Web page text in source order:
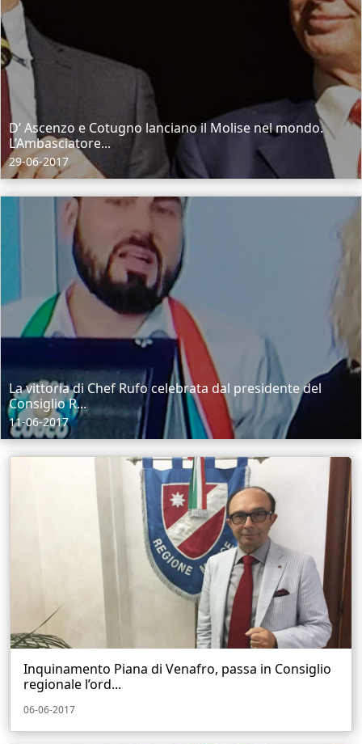
D’ Ascenzo e Cotugno lanciano il Molise nel mondo.
L’Ambasciatore...
29-06-2017
La vittoria di Chef Rufo celebrata dal presidente del
Consiglio R...
11-06-2017
Inquinamento Piana di Venafro, passa in Consiglio
regionale l’ord...
06-06-2017